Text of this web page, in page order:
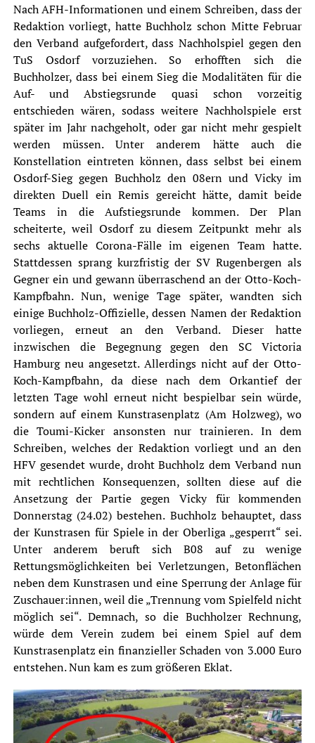
Nach AFH-Informationen und einem Schreiben, dass der
Redaktion vorliegt, hatte Buchholz schon Mitte Februar
den Verband aufgefordert, dass Nachholspiel gegen den
TuS Osdorfvorzuziehen. So erhofften sich die
Buchholzer, dass bei einem Sieg die Modalitäten für die
Auf- und Abstiegsrunde quasi schon vorzeitig
entschieden wären, sodass weitere Nachholspiele erst
später im Jahr nachgeholt, oder gar nicht mehr gespielt
werden müssen. Unter anderem hätte auch die
Konstellation eintreten können, dass selbst bei einem
Osdorf-Sieg gegen Buchholz den 08ern und Vicky im
direkten Duell ein Remis gereicht hätte, damit beide
Teams in die Aufstiegsrunde kommen. Der Plan
scheiterte, weil Osdorf zu diesem Zeitpunkt mehr als
sechs aktuelle Corona-Fälle im eigenen Team hatte.
Stattdessen sprang kurzfristig der SV Rugenbergen als
Gegner ein und gewann überraschend an der Otto-Koch-
Kampfbahn. Nun, wenige Tage später, wandten sich
einige Buchholz-Offizielle, dessen Namen der Redaktion
vorliegen, erneut an den Verband. Dieser hatte
inzwischen die Begegnung gegen den SC Victoria
Hamburg neu angesetzt. Allerdings nicht auf der Otto-
Koch-Kampfbahn, da diese nach dem Orkantief der
letzten Tage wohl erneut nicht bespielbar sein würde,
sondern auf einem Kunstrasenplatz (Am Holzweg), wo
die Toumi-Kicker ansonsten nur trainieren. In dem
Schreiben, welches der Redaktion vorliegt und an den
HFVgesendet wurde, droht Buchholz dem Verband nun
mit rechtlichen Konsequenzen, sollten diese auf die
Ansetzung der Partie gegen Vicky für kommenden
Donnerstag (24.02) bestehen. Buchholz behauptet, dass
der Kunstrasen für Spiele in der Oberliga „gesperrt“ sei.
Unter anderem beruft sich B08 auf zu wenige
Rettungsmöglichkeiten bei Verletzungen, Betonflächen
neben dem Kunstrasen und eine Sperrung der Anlage für
Zuschauer:innen, weil die „Trennung vom Spielfeld nicht
möglich sei“. Demnach, so die Buchholzer Rechnung,
würde dem Verein zudem bei einem Spiel auf dem
Kunstrasenplatz ein finanzieller Schaden von 3.000 Euro
entstehen. Nun kam es zum größeren Eklat.